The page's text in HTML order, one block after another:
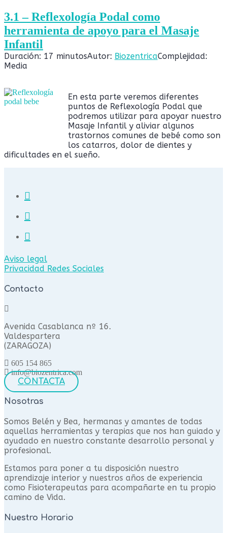
3.1 – Reflexología Podal como
herramienta de apoyo para el Masaje
Infantil
Duración: 17 minutosAutor: BiozentricaComplejidad:
Media
En esta parte veremos diferentes
puntos de Reflexología Podal que
podremos utilizar para apoyar nuestro
Masaje Infantil y aliviar algunos
trastornos comunes de bebé como son
los catarros, dolor de dientes y
dificultades en el sueño.
Aviso legal
Privacidad Redes Sociales
Contacto
Avenida Casablanca nº 16.
Valdespartera
(ZARAGOZA)
605 154 865
info@biozentrica.com
CONTACTA
Nosotras
Somos Belén y Bea, hermanas y amantes de todas
aquellas herramientas y terapias que nos han guiado y
ayudado en nuestro constante desarrollo personal y
profesional.
Estamos para poner a tu disposición nuestro
aprendizaje interior y nuestros años de experiencia
como Fisioterapeutas para acompañarte en tu propio
camino de Vida.
Nuestro Horario